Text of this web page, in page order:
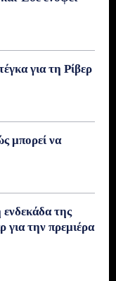
για τη Ρίβερ
μπορεί να
της
για την πρεμιέρα